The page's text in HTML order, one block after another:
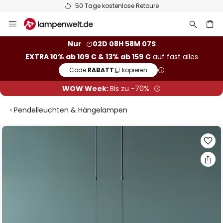
Europas größte Markenauswahl
Inhalt
Nur
02D 08H 58M 07S
EXTRA 10% ab 109 € & 13% ab 159 €auf fast alles
Code:RABATT kopieren
WOW Week:Bis zu -70%
Pendelleuchten & Hängelampen
Zum